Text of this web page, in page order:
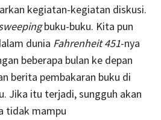
kegiatan-kegiatan diskusi.
buku-buku. Kita pun
dunia Fahrenheit 451-nya
beberapa bulan ke depan
berita pembakaran buku di
Jika itu terjadi, sungguh akan
tidak mampu